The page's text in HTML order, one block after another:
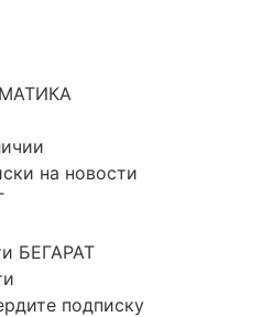
на новости
БЕГАРАТ
подписку